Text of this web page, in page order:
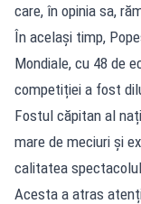
care, în opinia sa,
În același timp,
Mondiale, cu 48 de
competiției a fost
Fostul căpitan al
mare de meciuri și
calitatea
Acesta a atras